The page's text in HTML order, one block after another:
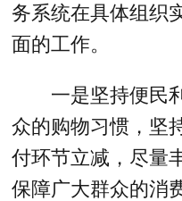
务系统在具体组织
面的工作。
一是坚持便民利
众的购物习惯，坚
付环节立减，尽量
保障广大群众的消